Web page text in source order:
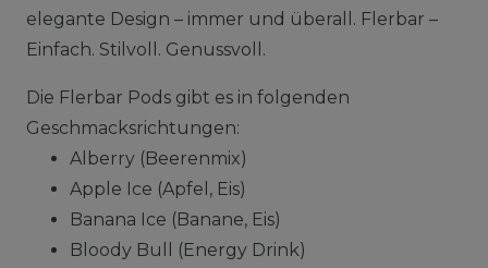
elegante Design – immer und überall. Flerbar –
Einfach. Stilvoll. Genussvoll.
Die Flerbar Pods gibt es in folgenden
Geschmacksrichtungen:
Alberry (Beerenmix)
Apple Ice (Apfel, Eis)
Banana Ice (Banane, Eis)
Bloody Bull (Energy Drink)